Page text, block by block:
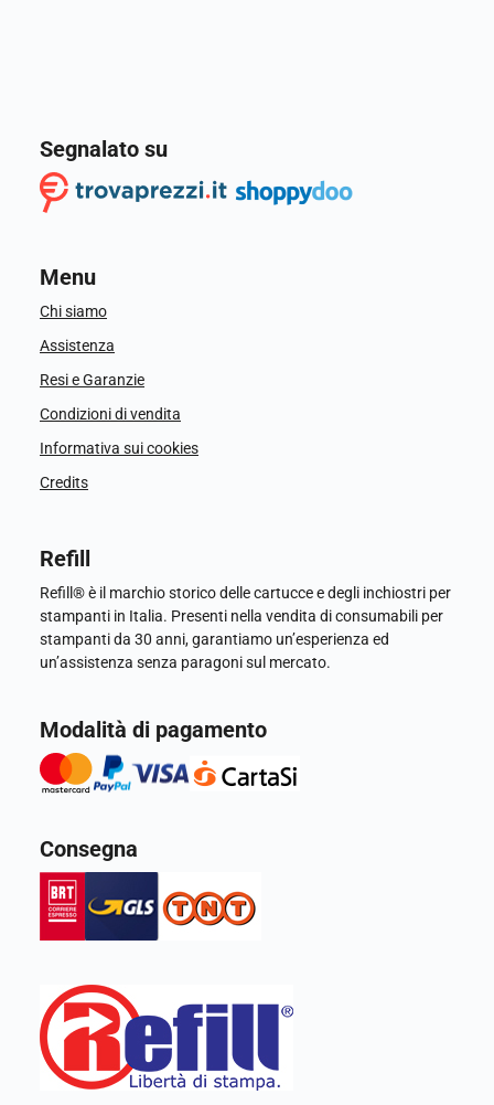
Segnalato su
Menu
Chi siamo
Assistenza
Resi e Garanzie
Condizioni di vendita
Informativa sui cookies
Credits
Refill
Refill® è il marchio storico delle cartucce e degli inchiostri per
stampanti in Italia. Presenti nella vendita di consumabili per
stampanti da 30 anni, garantiamo un’esperienza ed
un’assistenza senza paragoni sul mercato.
Modalità di pagamento
Consegna